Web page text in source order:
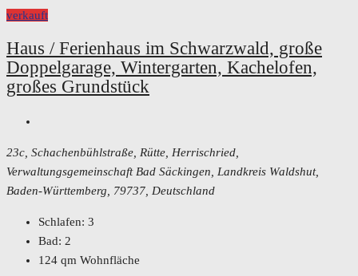
verkauft
Haus / Ferienhaus im Schwarzwald, große
Doppelgarage, Wintergarten, Kachelofen,
großes Grundstück
23c, Schachenbühlstraße, Rütte, Herrischried,
Verwaltungsgemeinschaft Bad Säckingen, Landkreis Waldshut,
Baden-Württemberg, 79737, Deutschland
Schlafen: 3
Bad: 2
124 qm Wohnfläche